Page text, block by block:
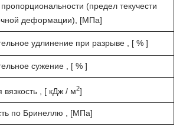
(предел текучести
деформации), [МПа]
удлинение при разрыве , [ % ]
сужение , [ % ]
, [ кДж / м2]
по Бринеллю , [МПа]